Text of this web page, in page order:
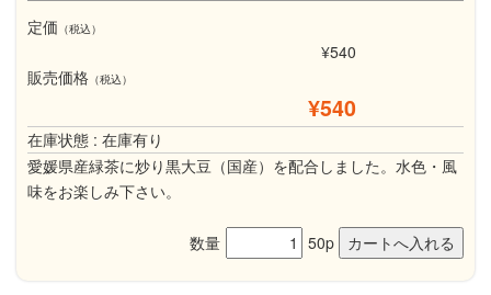
定価 （税込）
¥540
販売価格 （税込）
¥540
在庫状態 : 在庫有り
愛媛県産緑茶に炒り黒大豆（国産）を配合しました。水色・風
味をお楽しみ下さい。
数量 50p